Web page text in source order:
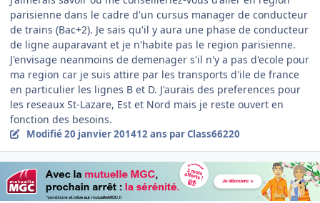
parisienne dans le cadre d'un cursus manager de conducteur
de trains (Bac+2). Je sais qu'il y aura une phase de conducteur
de ligne auparavant et je n'habite pas le region parisienne.
J'envisage neanmoins de demenager s'il n'y a pas d'ecole pour
ma region car je suis attire par les transports d'ile de france
en particulier les lignes B et D. J'aurais des preferences pour
les reseaux St-Lazare, Est et Nord mais je reste ouvert en
fonction des besoins.
Modifié20 janvier 201412 ans par Class66220